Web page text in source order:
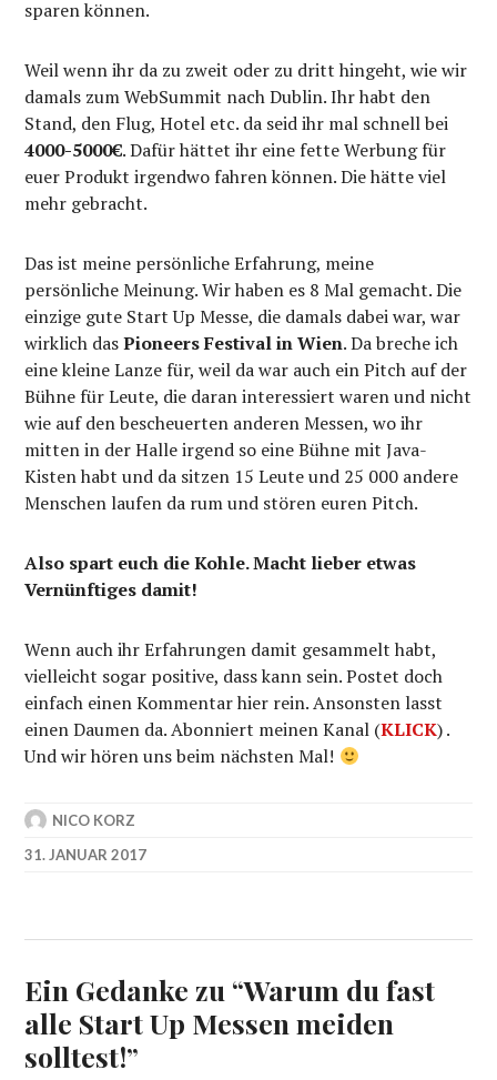
sparen können.
Weil wenn ihr da zu zweit oder zu dritt hingeht, wie wir
damals zum WebSummit nach Dublin. Ihr habt den
Stand, den Flug, Hotel etc. da seid ihr mal schnell bei
4000-5000€. Dafür hättet ihr eine fette Werbung für
euer Produkt irgendwo fahren können. Die hätte viel
mehr gebracht.
Das ist meine persönliche Erfahrung, meine
persönliche Meinung. Wir haben es 8 Mal gemacht. Die
einzige gute Start Up Messe, die damals dabei war, war
wirklich dasPioneers Festival in Wien. Da breche ich
eine kleine Lanze für, weil da war auch ein Pitch auf der
Bühne für Leute, die daran interessiert waren und nicht
wie auf den bescheuerten anderen Messen, wo ihr
mitten in der Halle irgend so eine Bühne mit Java-
Kisten habt und da sitzen 15 Leute und 25 000 andere
Menschen laufen da rum und stören euren Pitch.
Also spart euch die Kohle. Macht lieber etwas
Vernünftiges damit!
Wenn auch ihr Erfahrungen damit gesammelt habt,
vielleicht sogar positive, dass kann sein. Postet doch
einfach einen Kommentar hier rein. Ansonsten lasst
einen Daumen da. Abonniert meinen Kanal (KLICK) .
Und wir hören uns beim nächsten Mal!
NICO KORZ
31. JANUAR 2017
Ein Gedanke zu “Warum du fast
alle Start Up Messen meiden
solltest!”